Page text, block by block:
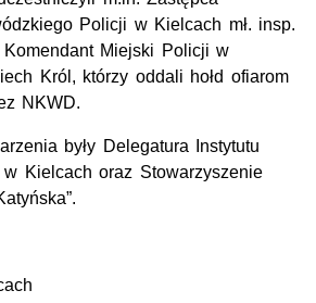
Policji w Kielcach mł. insp.
Miejski Policji w
Król, którzy oddali hołd ofiarom
NKWD.
były Delegatura Instytutu
Kielcach oraz Stowarzyszenie